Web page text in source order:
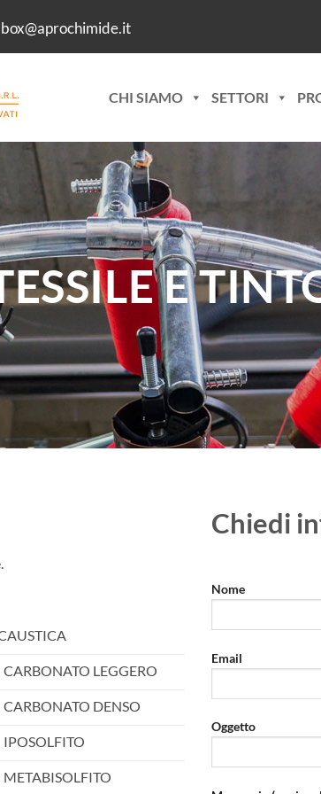
CHI SIAMO SETTORI
E
LEGGERO
DENSO
Chiedi
Nome
Email
Oggetto